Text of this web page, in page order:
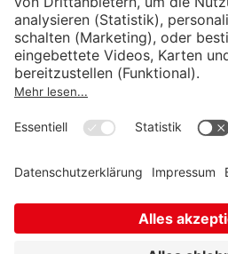
Institut für
Konjunkturforschung
Unternehmensführung